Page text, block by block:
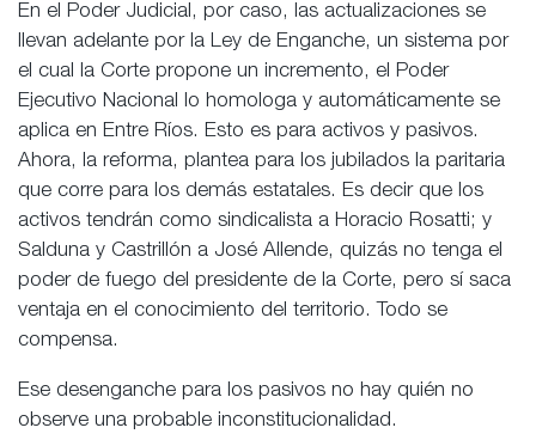
En el Poder Judicial, por caso, las actualizaciones se
llevan adelante por la Ley de Enganche, un sistema por
el cual la Corte propone un incremento, el Poder
Ejecutivo Nacional lo homologa y automáticamente se
aplica en Entre Ríos. Esto es para activos y pasivos.
Ahora, la reforma, plantea para los jubilados la paritaria
que corre para los demás estatales. Es decir que los
activos tendrán como sindicalista a Horacio Rosatti; y
Salduna y Castrillón a José Allende, quizás no tenga el
poder de fuego del presidente de la Corte, pero sí saca
ventaja en el conocimiento del territorio. Todo se
compensa.
Ese desenganche para los pasivos no hay quién no
observe una probable inconstitucionalidad.